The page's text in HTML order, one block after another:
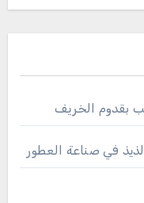
في صناعة العطور